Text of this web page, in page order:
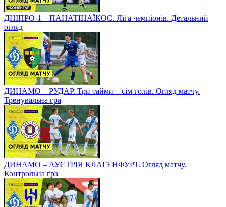
ДНІПРО-1 – ПАНАТІНАЇКОС. Ліга чемпіонів. Детальний
огляд
ДИНАМО – РУДАР. Три тайми – сім голів. Огляд матчу.
Тренувальна гра
ДИНАМО – АУСТРІЯ КЛАГЕНФУРТ. Огляд матчу.
Контрольна гра